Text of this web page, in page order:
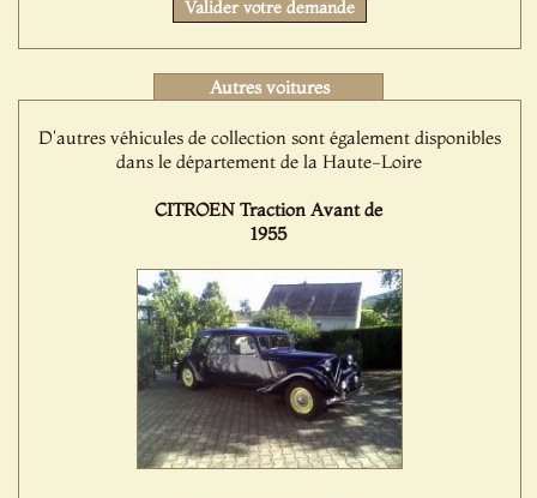
Valider votre demande
Autres voitures
D'autres véhicules de collection sont également disponibles
dans le département de la Haute-Loire
CITROEN Traction Avant de
1955